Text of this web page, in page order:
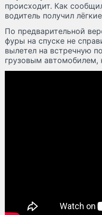
происходит. Как
водитель получил
По предварительной
фуры на спуске не
вылетел на встречную
грузовым автомобилем,